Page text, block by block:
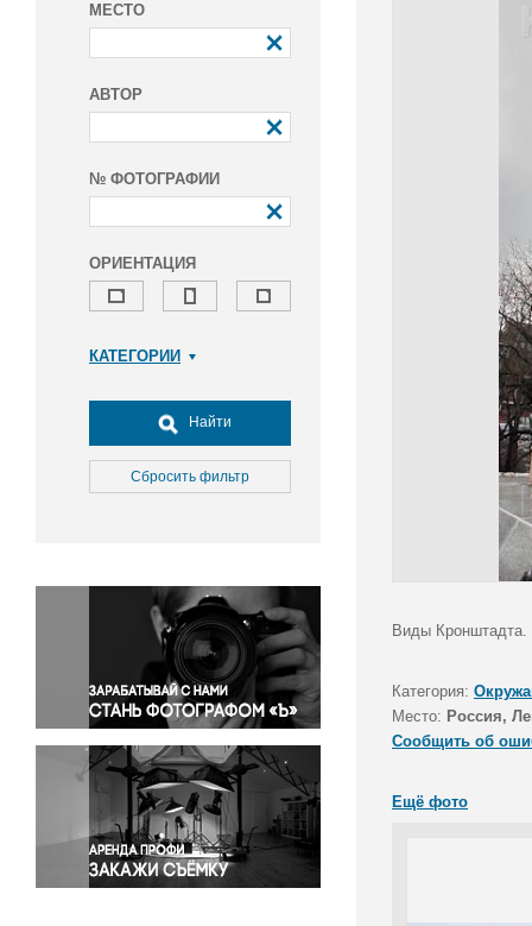
МЕСТО
АВТОР
№ ФОТОГРАФИИ
ОРИЕНТАЦИЯ
КАТЕГОРИИ
Досуг, туризм и отдых
Культура
Медицина
Окружающая среда
Политика
Правосудие
Происшествия и конфликты
Религия
Светская жизнь
Спорт
Экология
Экономика и бизнес
Найти
Сбросить фильтр
Виды
Категория:
Место: Россия,
Сообщить об
Ещё фото